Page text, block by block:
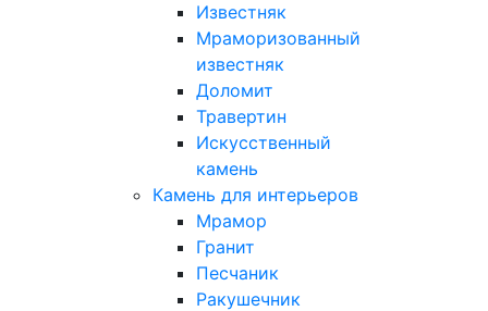
Известняк
Мраморизованный
известняк
Доломит
Травертин
Искусственный
камень
Камень для интерьеров
Мрамор
Гранит
Песчаник
Ракушечник